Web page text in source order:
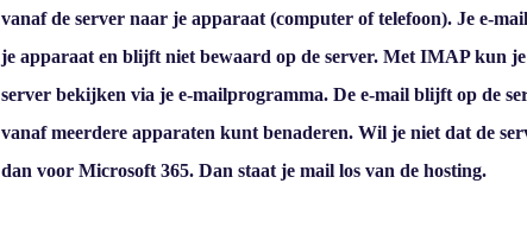
vanaf de server naar je apparaat (computer of telefoon). Je e-
je apparaat en blijft niet bewaard op de server. Met IMAP kun
server bekijken via je e-mailprogramma. De e-mail blijft op de
vanaf meerdere apparaten kunt benaderen. Wil je niet dat de
dan voor Microsoft 365. Dan staat je mail los van de hosting.